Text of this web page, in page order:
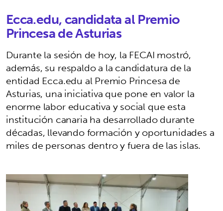
Ecca.edu, candidata al Premio
Princesa de Asturias
Durante la sesión de hoy, la FECAI mostró,
además, su respaldo a la candidatura de la
entidad Ecca.edu al Premio Princesa de
Asturias, una iniciativa que pone en valor la
enorme labor educativa y social que esta
institución canaria ha desarrollado durante
décadas, llevando formación y oportunidades a
miles de personas dentro y fuera de las islas.